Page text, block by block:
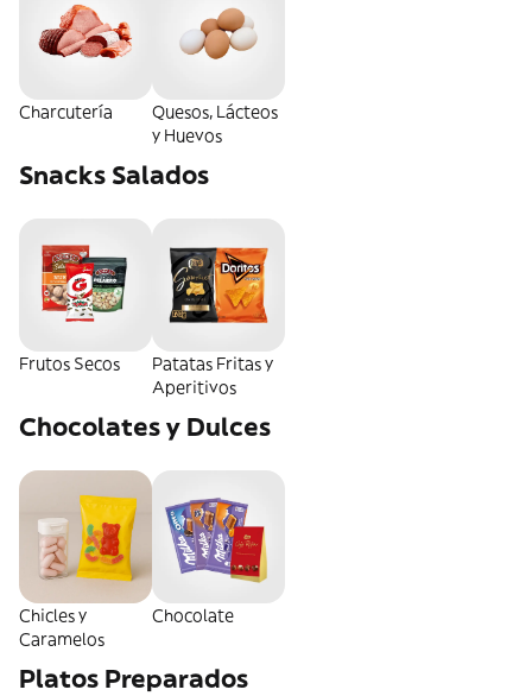
Charcutería
Quesos, Lácteos
y Huevos
Snacks Salados
Frutos Secos
Patatas Fritas y
Aperitivos
Chocolates y Dulces
Chicles y
Caramelos
Chocolate
Platos Preparados